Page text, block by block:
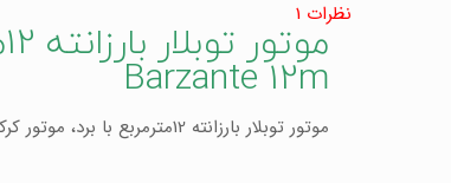
نظرات 1
Barzante 12m
موتور توبلار بارزانته 12مترمربع با برد، موتور کرکره برقی توبلار Barzante 12m